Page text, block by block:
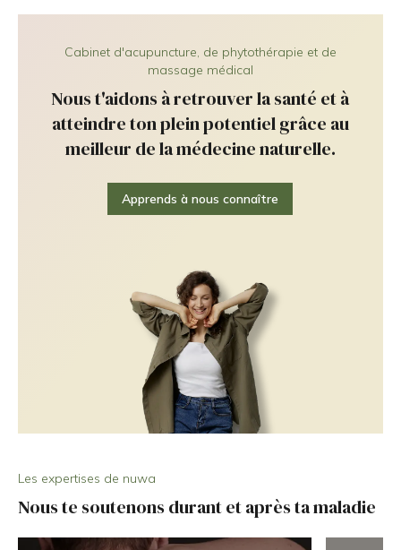
Cabinet d'acupuncture, de phytothérapie et de
massage médical
Nous t'aidons à retrouver la santé et à
atteindre ton plein potentiel grâce au
meilleur de la médecine naturelle.
Apprends à nous connaître
Les expertises de nuwa
Nous te soutenons durant et après ta maladie